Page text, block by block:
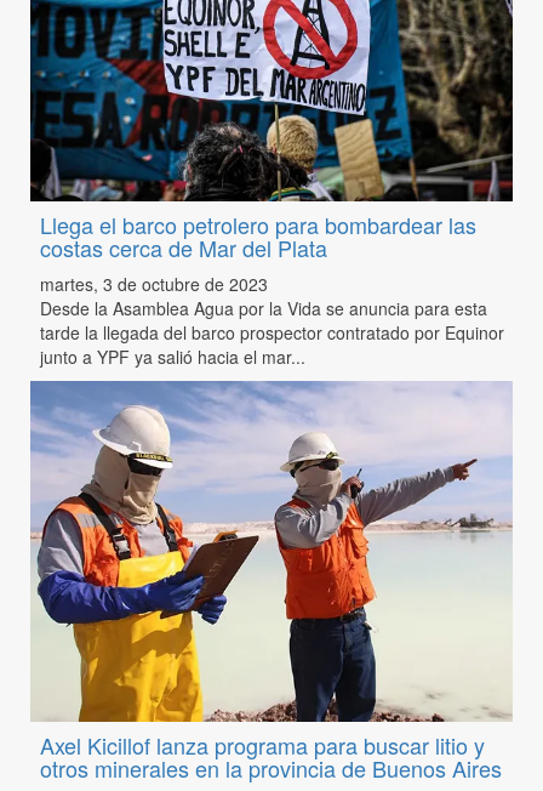
Llega el barco petrolero para bombardear las
costas cerca de Mar del Plata
martes, 3 de octubre de 2023
Desde la Asamblea Agua por la Vida se anuncia para esta
tarde la llegada del barco prospector contratado por Equinor
junto a YPF ya salió hacia el mar...
Axel Kicillof lanza programa para buscar litio y
otros minerales en la provincia de Buenos Aires